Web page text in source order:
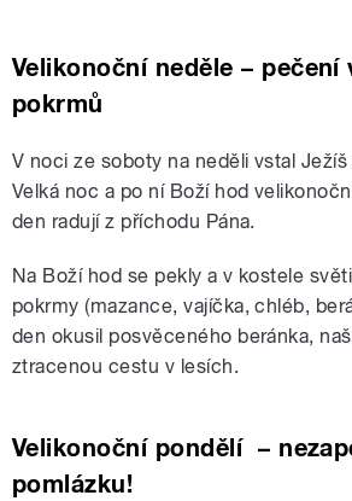
Velikonoční neděle – pečení
pokrmů
V noci ze soboty na neděli vstal
Velká noc a po ní Boží hod
den radují z příchodu Pána.
Na Boží hod se pekly a v kostele
pokrmy (mazance, vajíčka, chléb,
den okusil posvěceného beránka,
ztracenou cestu v lesích.
Velikonoční pondělí –
pomlázku!